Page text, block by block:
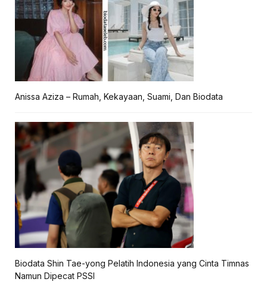
Anissa Aziza – Rumah, Kekayaan, Suami, Dan Biodata
Biodata Shin Tae-yong Pelatih Indonesia yang Cinta Timnas
Namun Dipecat PSSI